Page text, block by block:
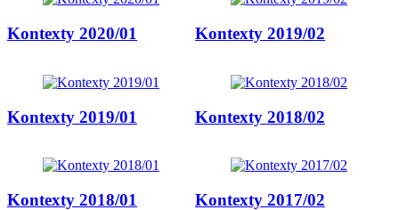
Kontexty 2020/01 Kontexty 2019/02
Kontexty 2019/01 Kontexty 2018/02
Kontexty 2018/01 Kontexty 2017/02